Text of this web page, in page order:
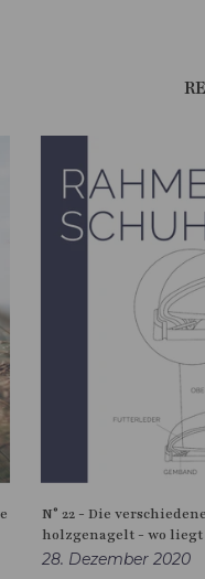
N° 22 - Die
holzgenagelt - wo
28. Dezember 2020